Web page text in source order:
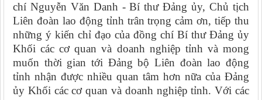
chí Nguyễn Văn Danh - Bí thư Đảng ủy, Chủ tịch
Liên đoàn lao động tỉnh trân trọng cảm ơn, tiếp thu
những ý kiến chỉ đạo của đồng chí Bí thư Đảng ủy
Khối các cơ quan và doanh nghiệp tỉnh và mong
muốn thời gian tới Đảng bộ Liên đoàn lao động
tỉnh nhận được nhiều quan tâm hơn nữa của Đảng
ủy Khối các cơ quan và doanh nghiệp tỉnh. Với các